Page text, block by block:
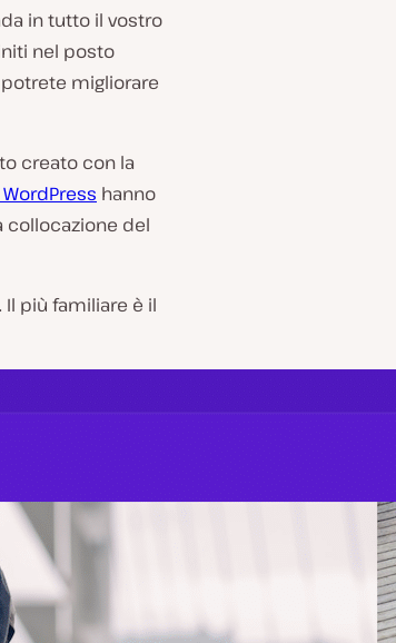
in tutto il vostro
nel posto
migliorare
creato con la
hanno
collocazione del
più familiare è il